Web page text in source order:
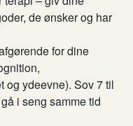
de ønsker og har
for dine
og ydeevne). Sov 7 til
i seng samme tid